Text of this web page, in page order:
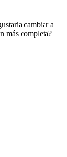
cambiar a
más completa?